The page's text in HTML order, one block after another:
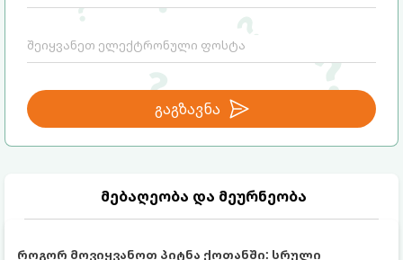
გაგზავნა
მებაღეობა და მეურნეობა
როგორ მოვიყვანოთ პიტნა ქოთანში: სრული